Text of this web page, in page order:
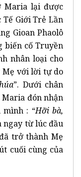
Maria lại được
Tế Giới Trẻ Lần
Gioan Phaolô
biến cố Truyền
nhân loại cho
Mẹ với lời tự do
”. Dưới chân
Maria đón nhận
mình : “Hỡi bà,
ngay từ lúc đầu
trở thành Mẹ
cuối cùng của